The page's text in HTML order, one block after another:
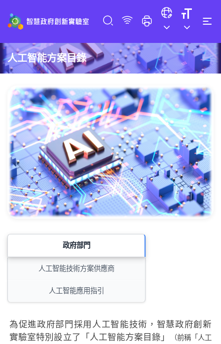
人工智能方案目錄
政府部門
人工智能技術方案供應商
人工智能應用指引
為促進政府部門採用人工智能技術，智慧政府創新
實驗室特別設立了「人工智能方案目錄」
（前稱「人工